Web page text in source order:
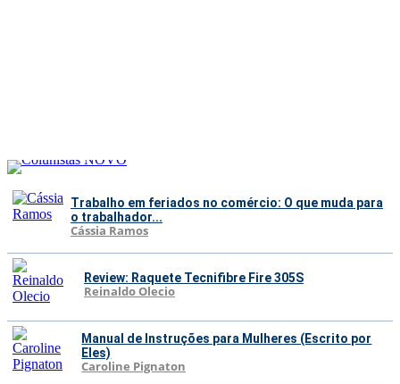
Trabalho em feriados no comércio: O que muda para
o trabalhador...
Cássia Ramos
Review: Raquete Tecnifibre Fire 305S
Reinaldo Olecio
Manual de Instruções para Mulheres (Escrito por
Eles)
Caroline Pignaton